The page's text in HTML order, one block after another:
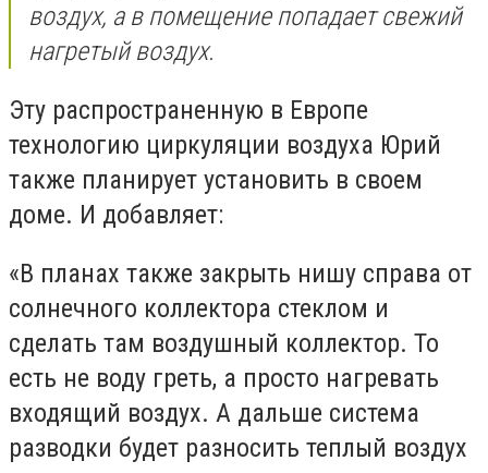
воздух, а в помещение попадает свежий
нагретый воздух.
Эту распространенную в Европе
технологию циркуляции воздуха Юрий
также планирует установить в своем
доме. И добавляет:
«В планах также закрыть нишу справа от
солнечного коллектора стеклом и
сделать там воздушный коллектор. То
есть не воду греть, а просто нагревать
входящий воздух. А дальше система
разводки будет разносить теплый воздух